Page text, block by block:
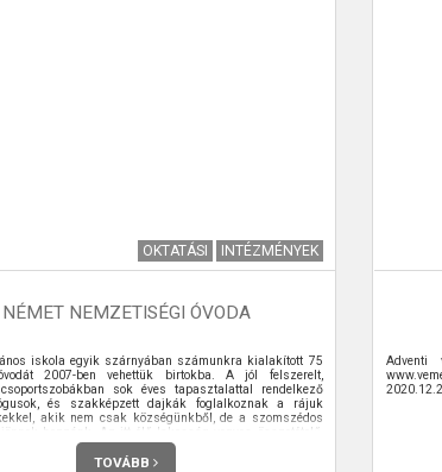
OKTATÁSI INTÉZMÉNYEK
NÉMET NEMZETISÉGI ÓVODA
iskola egyik szárnyában számunkra kialakított 75
2007-ben vehettük birtokba. A jól felszerelt,
sok éves tapasztalattal rendelkező
és szakképzett dajkák foglalkoznak a rájuk
akik nem csak községünkből, de a szomszédos
hozzánk. Az itt élő lakosság vegyes összetételű,
vagy német nemzetiségűnek vallja magát.
TOVÁBB
Adventi